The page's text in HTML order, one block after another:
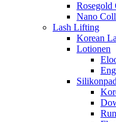
Rosegold
Nano
Lash Lifting
Korean
Lotionen